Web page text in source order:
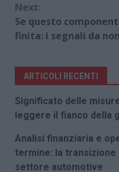
Next:
Se questo
finita: i segnali da
ARTICOLI RECENTI
Significato delle
leggere il fianco della
Analisi finanziaria e
termine: la transizione
settore automotive